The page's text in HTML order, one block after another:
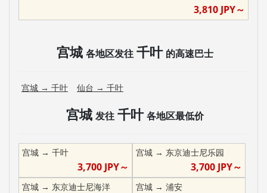
3,810 JPY～
宫城 各地区发往 千叶 的高速巴士
宫城 → 千叶 仙台 → 千叶
宫城 发往 千叶 各地区最低价
宫城 → 千叶
3,700JPY～
宫城→ 东京迪士尼乐园
3,700 JPY～
宫城 → 东京迪士尼海洋 宫城→ 浦安